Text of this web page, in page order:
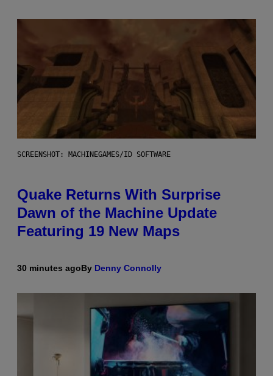
SCREENSHOT: MACHINEGAMES/ID SOFTWARE
Quake Returns With Surprise
Dawn of the Machine Update
Featuring 19 New Maps
30 minutes agoBy Denny Connolly